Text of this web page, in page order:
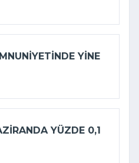
YINE
YÜZDE 0,1